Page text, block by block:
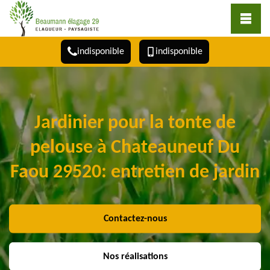
indisponible indisponible
Jardinier pour la tonte de
pelouse à Chateauneuf Du
Faou 29520: entretien de jardin
Contactez-nous
Nos réalisations